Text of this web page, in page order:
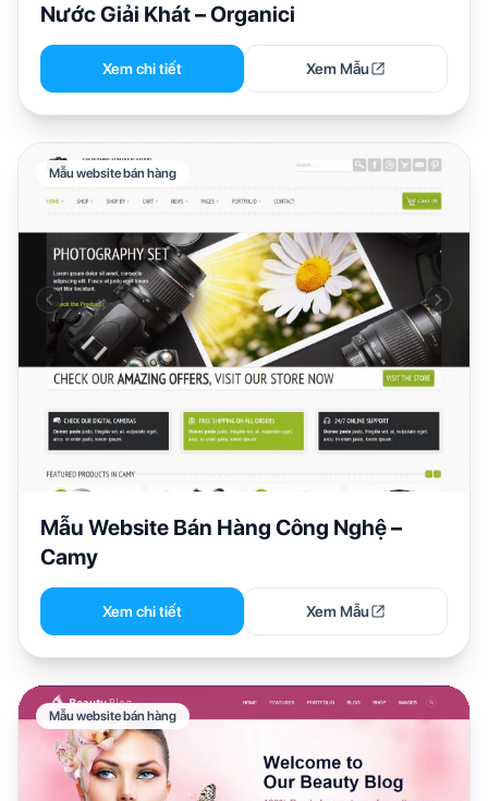
Nước Giải Khát – Organici
Xem chi tiết Xem Mẫu
Mẫu website bán hàng
Mẫu Website Bán Hàng Công Nghệ –
Camy
Xem chi tiết Xem Mẫu
Mẫu website bán hàng